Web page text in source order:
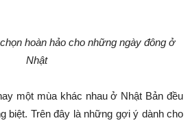
hoàn hảo cho những ngày đông ở
Nhật
một mùa khác nhau ở Nhật Bản đều
biệt. Trên đây là những gợi ý dành cho